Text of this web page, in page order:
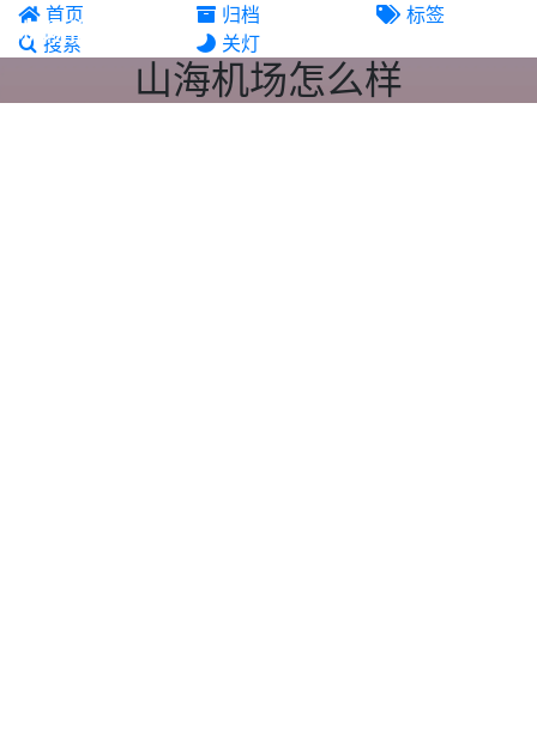
机场推荐
首页 归档
标签
搜索
关灯
山海机场怎么样